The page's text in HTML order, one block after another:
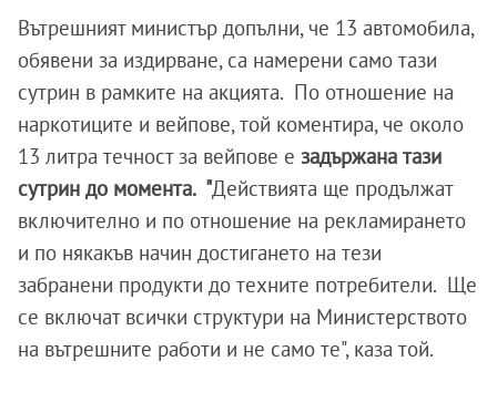
Вътрешният министър допълни, че 13 автомобила,
обявени за издирване, са намерени само тази
сутрин в рамките на акцията. По отношение на
наркотиците и вейпове, той коментира, че около
13 литра течност за вейпове е задържана тази
сутрин до момента. "Действията ще продължат
включително и по отношение на рекламирането
и по някакъв начин достигането на тези
забранени продукти до техните потребители. Ще
се включат всички структури на Министерството
на вътрешните работи и не само те", каза той.